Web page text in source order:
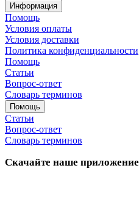
Информация
Помощь
Условия оплаты
Условия доставки
Политика конфиденциальности
Помощь
Статьи
Вопрос-ответ
Словарь терминов
Помощь
Статьи
Вопрос-ответ
Словарь терминов
Скачайте наше приложение